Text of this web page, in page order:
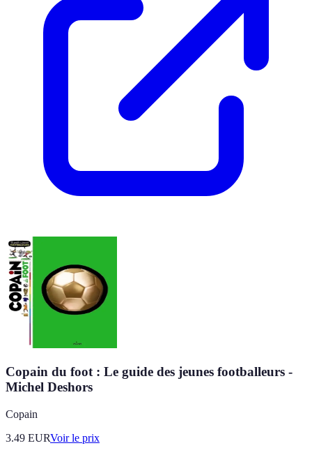
Copain du foot : Le guide des jeunes footballeurs -
Michel Deshors
Copain
3.49 EURVoir le prix